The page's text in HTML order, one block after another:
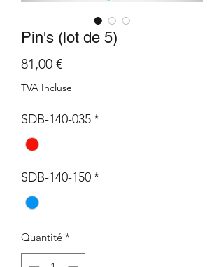
Pin's (lot de 5)
81,00 €Prix
TVA Incluse
SDB-140-035*
SDB-140-150*
Quantité *